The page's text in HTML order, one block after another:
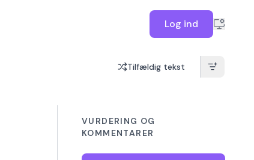
Log ind
Tilfældig tekst
VURDERING OG
KOMMENTARER